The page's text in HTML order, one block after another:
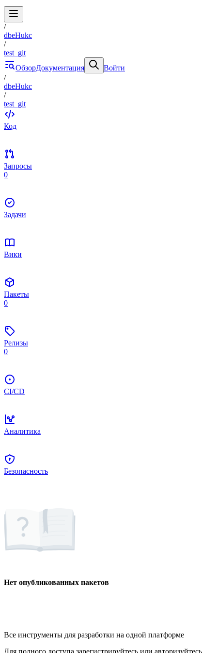
/
dbeHukc
/
test_git
ОбзорДокументация
Войти
/
dbeHukc
/
test_git
Код
Запросы
0
Задачи
Вики
Пакеты
0
Релизы
0
CI/CD
Аналитика
Безопасность
Нет опубликованных пакетов
Все инструменты для разработки на одной платформе
Для полного доступа зарегистрируйтесь или авторизуйтесь